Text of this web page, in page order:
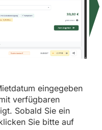
eingegeben
verfügbaren
Sobald Sie ein
Sie bitte auf